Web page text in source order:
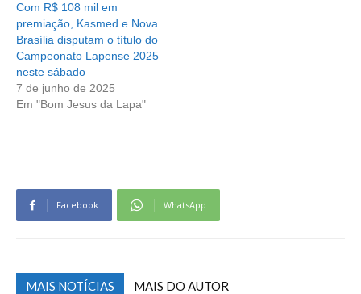
Com R$ 108 mil em
premiação, Kasmed e Nova
Brasília disputam o título do
Campeonato Lapense 2025
neste sábado
7 de junho de 2025
Em "Bom Jesus da Lapa"
Facebook WhatsApp
MAIS NOTÍCIAS MAIS DO AUTOR